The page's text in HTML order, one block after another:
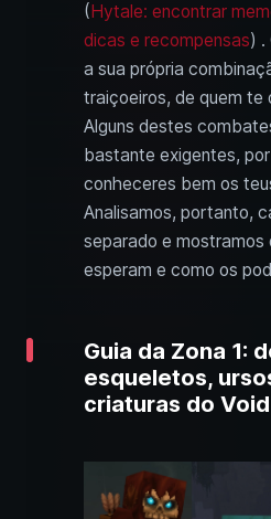
( Hytale: encontrar
dicas e recompensas) .
a sua própria
traiçoeiros, de quem te
Alguns destes
bastante exigentes,
conheceres bem os
Analisamos, portanto,
separado e mostramos
esperam e como os
Guia da Zona 1:
esqueletos,
criaturas do Void